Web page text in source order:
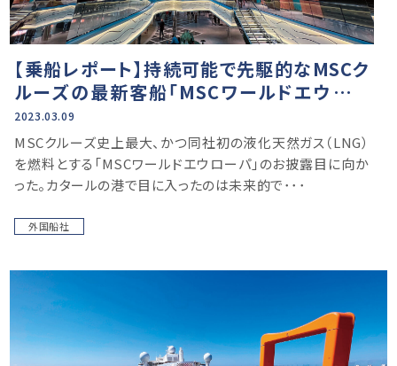
【乗船レポート】持続可能で先駆的なMSCク
ルーズの最新客船「MSCワールドエウロー
パ」
2023.03.09
MSCクルーズ史上最大、かつ同社初の液化天然ガス（LNG）
を燃料とする「MSCワールドエウローパ」のお披露目に向か
った。カタールの港で目に入ったのは未来的で･･･
外国船社